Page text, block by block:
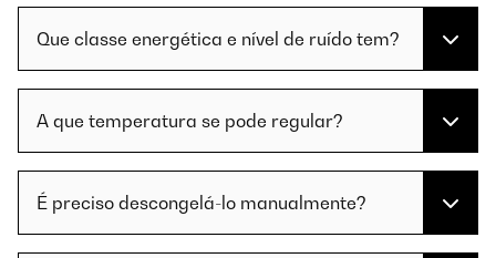
Que classe energética e nível de ruído tem?
A que temperatura se pode regular?
É preciso descongelá-lo manualmente?